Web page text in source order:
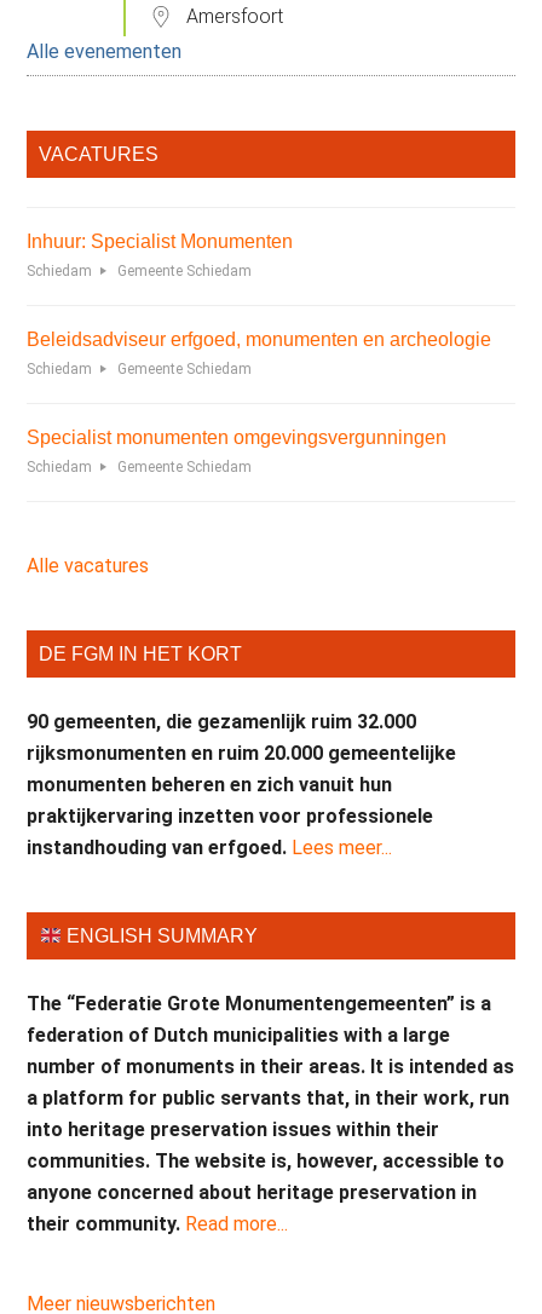
Amersfoort
Alle evenementen
VACATURES
Inhuur: Specialist Monumenten
Schiedam Gemeente Schiedam
Beleidsadviseur erfgoed, monumenten en archeologie
Schiedam Gemeente Schiedam
Specialist monumenten omgevingsvergunningen
Schiedam Gemeente Schiedam
Alle vacatures
DE FGM IN HET KORT
90 gemeenten, die gezamenlijk ruim 32.000
rijksmonumenten en ruim 20.000 gemeentelijke
monumenten beheren en zich vanuit hun
praktijkervaring inzetten voor professionele
instandhouding van erfgoed. Lees meer...
ENGLISH SUMMARY
The “Federatie Grote Monumentengemeenten” is a
federation of Dutch municipalities with a large
number of monuments in their areas. It is intended as
a platform for public servants that, in their work, run
into heritage preservation issues within their
communities. The website is, however, accessible to
anyone concerned about heritage preservation in
their community. Read more...
Meer nieuwsberichten